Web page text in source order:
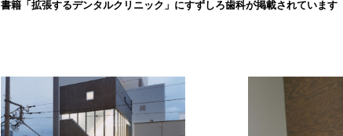
書籍「拡張するデンタルクリニック」にすずしろ歯科が掲載されています